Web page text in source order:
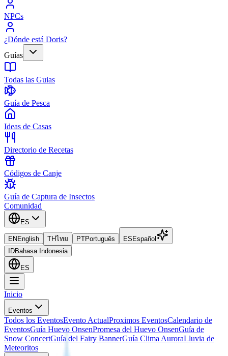
NPCs
¿Dónde está Doris?
Guías
Todas las Guias
Guía de Pesca
Ideas de Casas
Directorio de Recetas
Códigos de Canje
Guía de Captura de Insectos
Comunidad
ES
EN English THไทย PTPortuguês ES Español
IDBahasa Indonesia
ES
Inicio
Eventos
Todos los EventosEvento ActualProximos EventosCalendario de
EventosGuía Huevo OnsenPromesa del Huevo OnsenGuía de
Snow ConcertGuía del Fairy BannerGuía Clima AuroraLluvia de
Meteoritos